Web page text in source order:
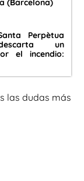
Perpètua
un
el incendio:
las dudas más